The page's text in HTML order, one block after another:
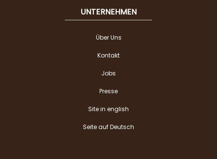
UNTERNEHMEN
Über Uns
Kontakt
Jobs
Presse
Site in english
Seite auf Deutsch